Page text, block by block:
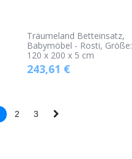
Träumeland Betteinsatz,
Babymöbel - Rosti, Größe:
120 x 200 x 5 cm
243,61 €
2 3